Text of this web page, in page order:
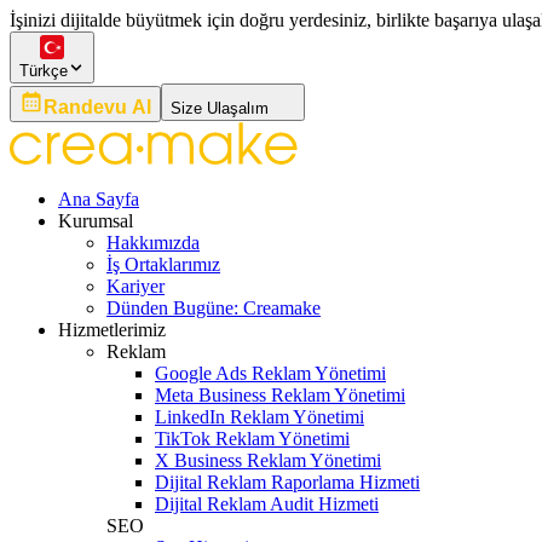
İşinizi dijitalde büyütmek için doğru yerdesiniz, birlikte başarıya
Türkçe
Randevu Al Size Ulaşalım
Ana Sayfa
Kurumsal
Hakkımızda
İş Ortaklarımız
Kariyer
Dünden Bugüne: Creamake
Hizmetlerimiz
Reklam
Google Ads Reklam Yönetimi
Meta Business Reklam Yönetimi
LinkedIn Reklam Yönetimi
TikTok Reklam Yönetimi
X Business Reklam Yönetimi
Dijital Reklam Raporlama Hizmeti
Dijital Reklam Audit Hizmeti
SEO